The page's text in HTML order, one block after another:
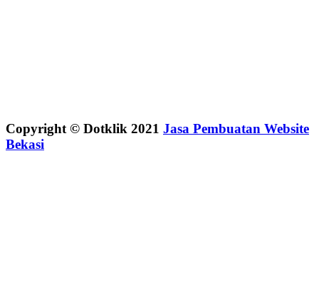
Copyright © Dotklik 2021 Jasa Pembuatan Website
Bekasi